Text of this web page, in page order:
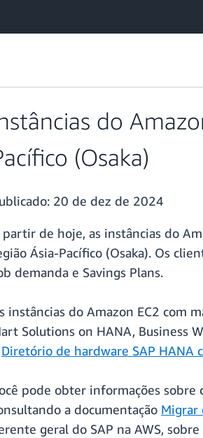
do
(Osaka)
20 de dez de 2024
partir de hoje, as instâncias do
Ásia-Pacífico (Osaka). Os
demanda e Savings Plans.
instâncias do Amazon EC2 com
Solutions on HANA, Business
Diretório de hardware SAP HANA
pode obter informações sobre
a documentação Migrar
geral do SAP na AWS,